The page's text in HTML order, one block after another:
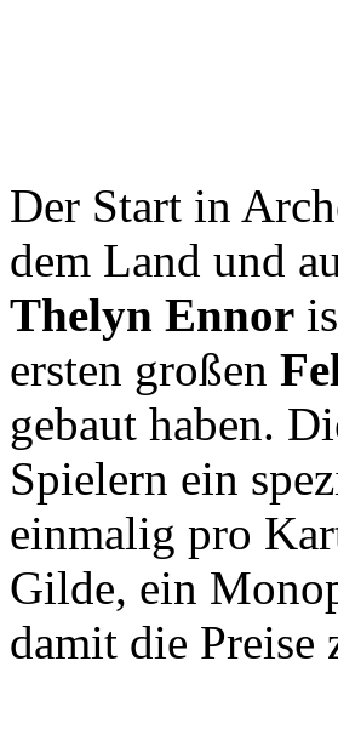
Der Start in
dem Land und
Thelyn Ennor
ersten großen
gebaut haben.
Spielern ein
einmalig pro
Gilde, ein
damit die Preise